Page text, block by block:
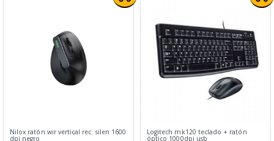
Nilox ratón wir vertical rec. silen 1600
dpi negro
Logitech mk120 teclado + ratón
óptico 1000dpi usb